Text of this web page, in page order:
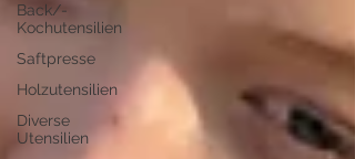
Back/-
Kochutensilien
Saftpresse
Holzutensilien
Diverse
Utensilien